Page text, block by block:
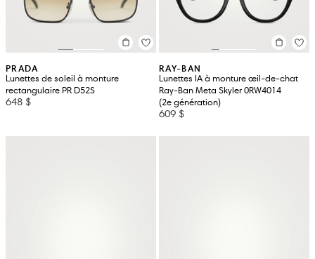
PRADA
Lunettes de soleil à monture
rectangulaire PR D52S
648 $
RAY-BAN
Lunettes IA à monture œil-de-chat
Ray-Ban Meta Skyler 0RW4014
(2e génération)
609 $